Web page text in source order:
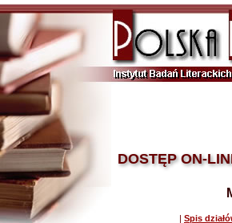
DOSTĘP ON-
| Spis